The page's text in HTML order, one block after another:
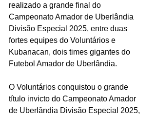
realizado a grande final do
Campeonato Amador de Uberlândia
Divisão Especial 2025, entre duas
fortes equipes do Voluntários e
Kubanacan, dois times gigantes do
Futebol Amador de Uberlândia.
O Voluntários conquistou o grande
título invicto do Campeonato Amador
de Uberlândia Divisão Especial 2025,